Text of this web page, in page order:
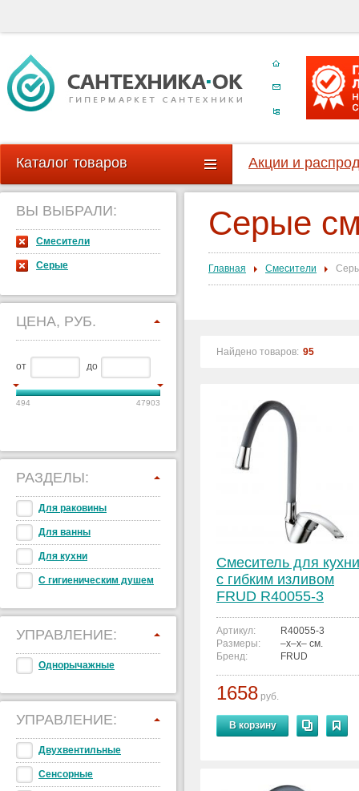
Каталог товаров Акции и
ВЫ ВЫБРАЛИ:
Смесители
Серые
ЦЕНА, РУБ.
от до
494 47903
РАЗДЕЛЫ:
Для раковины
Для ванны
Для кухни
С гигиеническим душем
УПРАВЛЕНИЕ:
Однорычажные
УПРАВЛЕНИЕ:
Двухвентильные
Сенсорные
Серые
Главная Смесители
Найдено товаров: 95
Смеситель для кухни
с гибким изливом
FRUD R40055-3
Артикул:
R40055-3
Размеры:
–x–x– см.
Бренд:
FRUD
1658 руб.
В корзину